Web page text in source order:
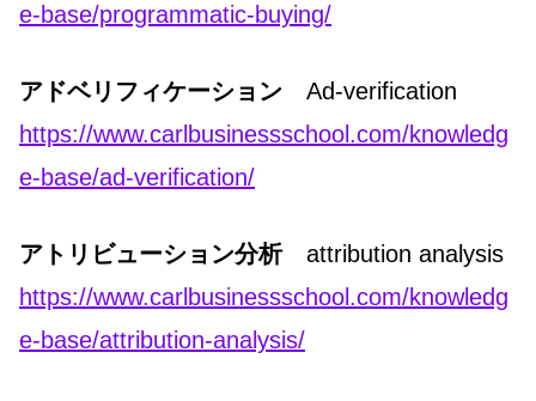
e-base/programmatic-buying/
アドベリフィケーション Ad-verification
https://www.carlbusinessschool.com/knowledg
e-base/ad-verification/
アトリビューション分析attribution analysis
https://www.carlbusinessschool.com/knowledg
e-base/attribution-analysis/